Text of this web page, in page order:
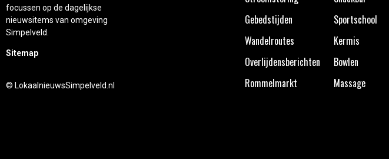
focussen op de dagelijkse
nieuwsitems van omgeving
Simpelveld.
Sitemap
© LokaalnieuwsSimpelveld.nl
Gebedstijden
Wandelroutes
Overlijdensberichten
Rommelmarkt
Sportschool
Kermis
Bowlen
Massage